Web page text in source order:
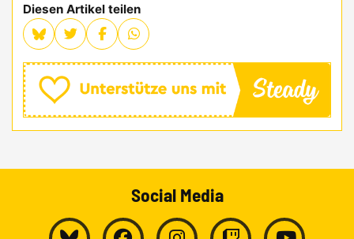
Diesen Artikel teilen
Social Media